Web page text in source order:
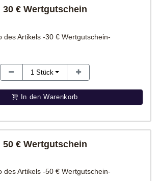
30 € Wertgutschein
1 Stück
In den Warenkorb
50 € Wertgutschein